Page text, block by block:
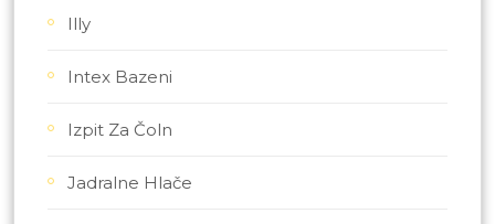
Illy
Intex Bazeni
Izpit Za Čoln
Jadralne Hlače